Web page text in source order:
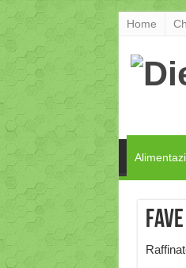
Home